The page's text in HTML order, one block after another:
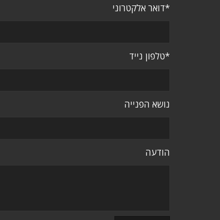
*דואר אלקטרוני
*טלפון נייד
נושא הפנייה
הודעה